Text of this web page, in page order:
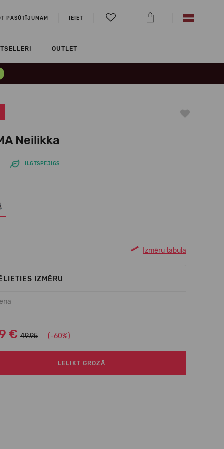
PASŪTĪJUMAM IEIET
OUTLET
Neilikka
ILGTSPĒJĪGS
Izmēru tabula
IZMĒRU
€ 49.95 (-60%)
LELIKT GROZĀ